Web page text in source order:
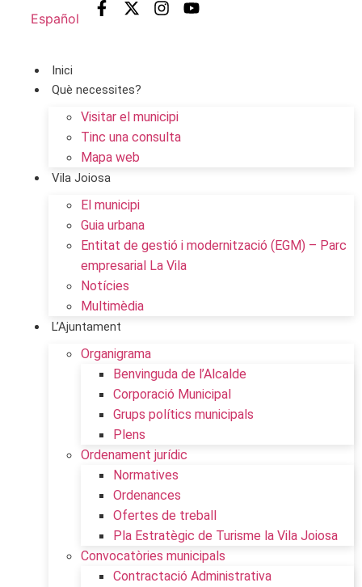
Español
Inici
Què necessites?
Visitar el municipi
Tinc una consulta
Mapa web
Vila Joiosa
El municipi
Guia urbana
Entitat de gestió i modernització (EGM) – Parc
empresarial La Vila
Notícies
Multimèdia
L’Ajuntament
Organigrama
Benvinguda de l’Alcalde
Corporació Municipal
Grups polítics municipals
Plens
Ordenament jurídic
Normatives
Ordenances
Ofertes de treball
Pla Estratègic de Turisme la Vila Joiosa
Convocatòries municipals
Contractació Administrativa